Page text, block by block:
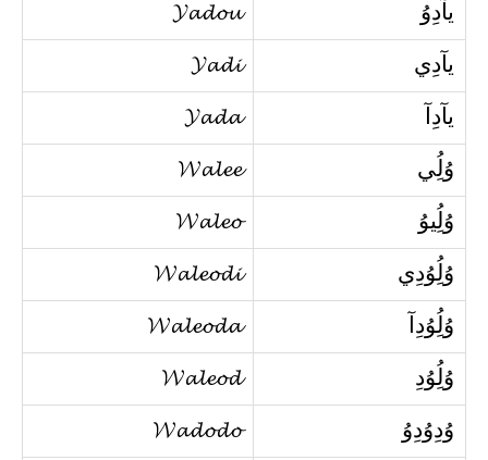
يآدِوُ 𝓨𝓪𝓭𝓸𝓾
يآدِي 𝓨𝓪𝓭𝓲
يآدِآ 𝓨𝓪𝓭𝓪
وُلُِي 𝓦𝓪𝓵𝓮𝓮
وُلُِيوُ 𝓦𝓪𝓵𝓮𝓸
وُلُِوُدِي 𝓦𝓪𝓵𝓮𝓸𝓭𝓲
وُلُِوُدِآ 𝓦𝓪𝓵𝓮𝓸𝓭𝓪
وُلُِوُدِ 𝓦𝓪𝓵𝓮𝓸𝓭
وُدِوُدِوُ 𝓦𝓪𝓭𝓸𝓭𝓸